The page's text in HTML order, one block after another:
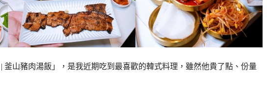
釜山豬肉湯飯」，是我近期吃到最喜歡的韓式料理，雖然他貴了點、份量